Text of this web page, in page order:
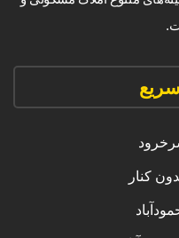
کنار